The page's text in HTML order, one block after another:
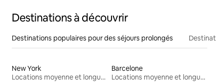
Destinations à découvrir
Destinations populaires pour des séjours prolongés
New York
Locations moyenne et longue durée
Barcelone
Locations moyenne et longue durée